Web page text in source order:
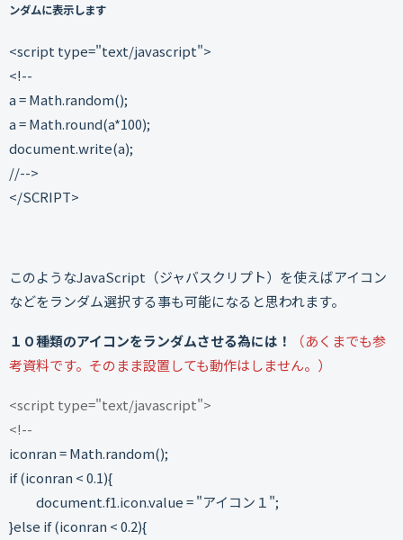
ンダムに表示します
<script type="text/javascript">
<!--
a = Math.random();
a = Math.round(a*100);
document.write(a);
//-->
</SCRIPT>
このようなJavaScript（ジャバスクリプト）を使えばアイコン
などをランダム選択する事も可能になると思われます。
１０種類のアイコンをランダムさせる為には！
（あくまでも参
考資料です。そのまま設置しても動作はしません。）
<script type="text/javascript">
<!--
iconran = Math.random();
if (iconran < 0.1){
document.f1.icon.value = "アイコン１";
}else if (iconran < 0.2){